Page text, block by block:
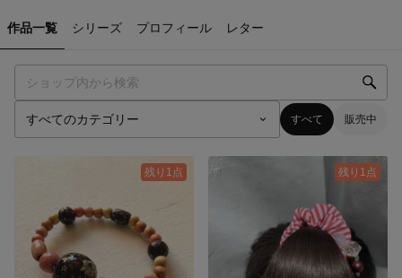
作品一覧 シリーズ プロフィール レター
すべて 販売中
残り1点 残り1点